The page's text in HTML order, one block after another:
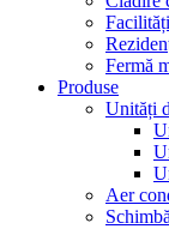
Fermă
Produse
Unități
Aer